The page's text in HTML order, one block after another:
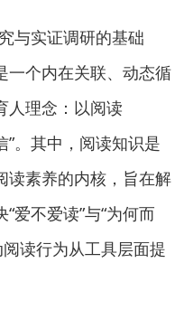
与实证调研的基础
个内在关联、动态循
人理念：以阅读
”。其中，阅读知识是
读素养的内核，旨在解
爱不爱读”与“为何而
读行为从工具层面提